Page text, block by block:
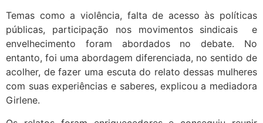
Temas como a violência, falta de acesso às políticas
públicas, participação nos movimentos sindicais e
envelhecimento foram abordados no debate. No
entanto, foi uma abordagem diferenciada, no sentido de
acolher, de fazer uma escuta do relato dessas mulheres
com suas experiências e saberes, explicou a mediadora
Girlene.